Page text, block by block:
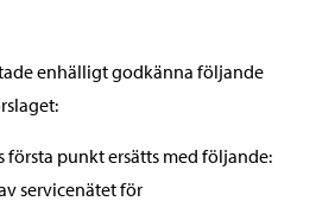
enhälligt godkänna följande
första punkt ersätts med följande:
servicenätet för